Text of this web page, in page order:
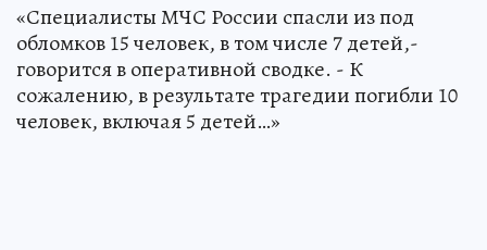
«Специалисты МЧС России спасли из под
обломков 15 человек, в том числе 7 детей,-
говорится в оперативной сводке. - К
сожалению, в результате трагедии погибли 10
человек, включая 5 детей…»